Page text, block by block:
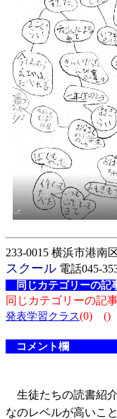
233-0015 横浜市港南
スクール 電話045-
同じカテゴリーの記
同じカテゴリーの記
発表学習クラス(0) ()
コメント欄
生徒たちの読書紹
なのレベルが高いこ